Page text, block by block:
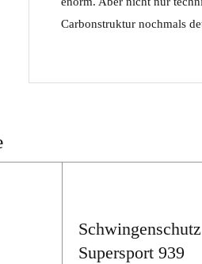
Carbonstruktur nochmals
Supersport 939